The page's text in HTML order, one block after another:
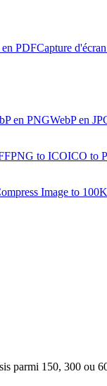
en PDFCapture
en PNGWebP en
PNG to ICOICO to
Image to
parmi 150, 300